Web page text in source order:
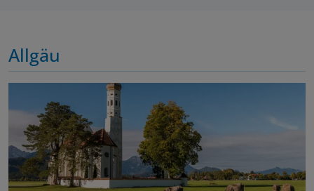
Allgäu